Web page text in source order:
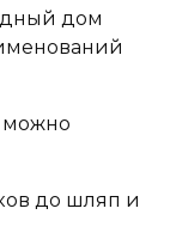
дом
можно
до шляп и